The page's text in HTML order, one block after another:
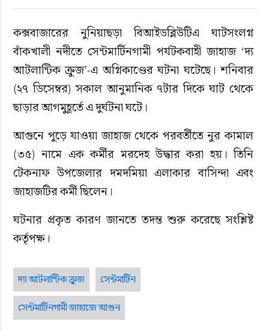
আরও
কক্সবাজারের নুনিয়াছড়া বিআইডব্লিউটিএ ঘাটসংলগ্ন
বাঁকখালী নদীতে সেন্টমার্টিনগামী পর্যটকবাহী জাহাজ ‘দ্য
আটলান্টিক ক্রুজ’-এ অগ্নিকাণ্ডের ঘটনা ঘটেছে। শনিবার
(২৭ ডিসেম্বর) সকাল আনুমানিক ৭টার দিকে ঘাট থেকে
ছাড়ার আগমুহূর্তে এ দুর্ঘটনা ঘটে।
আগুনে পুড়ে যাওয়া জাহাজ থেকে পরবর্তীতে নুর কামাল
(৩৫) নামে এক কর্মীর মরদেহ উদ্ধার করা হয়। তিনি
টেকনাফ উপজেলার দমদমিয়া এলাকার বাসিন্দা এবং
জাহাজটির কর্মী ছিলেন।
ঘটনার প্রকৃত কারণ জানতে তদন্ত শুরু করেছে সংশ্লিষ্ট
কর্তৃপক্ষ।
দ্যা আটলান্টিক ক্রুজ সেন্টমার্টিন
সেন্টমার্টিনগামী জাহাজে আগুন